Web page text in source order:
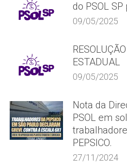
do PSOL
09/05/2025
ESTADUAL
09/05/2025
Nota da
PSOL em
PEPSICO.
27/11/2024